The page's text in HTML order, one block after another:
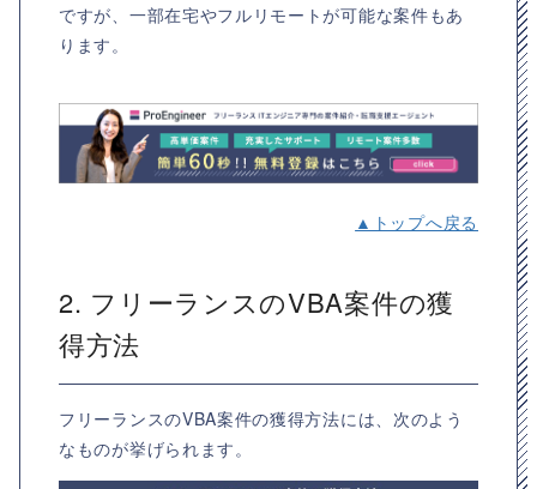
ですが、一部在宅やフルリモートが可能な案件もあ
ります。
▲トップへ戻る
2. フリーランスのVBA案件の獲
得方法
フリーランスのVBA案件の獲得方法には、次のよう
なものが挙げられます。